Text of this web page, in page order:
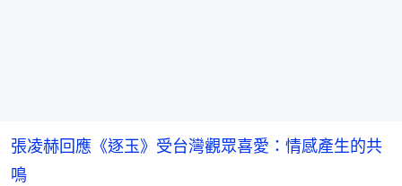
張凌赫回應《逐玉》受台灣觀眾喜愛：情感產生的共
鳴